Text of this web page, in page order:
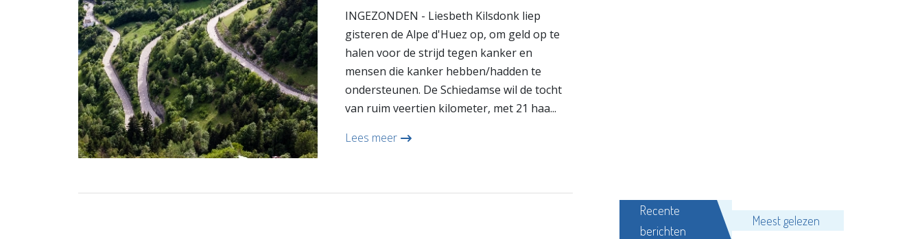
INGEZONDEN - Liesbeth Kilsdonk liep
gisteren de Alpe d'Huez op, om geld op te
halen voor de strijd tegen kanker en
mensen die kanker hebben/hadden te
ondersteunen. De Schiedamse wil de tocht
van ruim veertien kilometer, met 21 haa...
Lees meer
Recente
berichten
Meest gelezen